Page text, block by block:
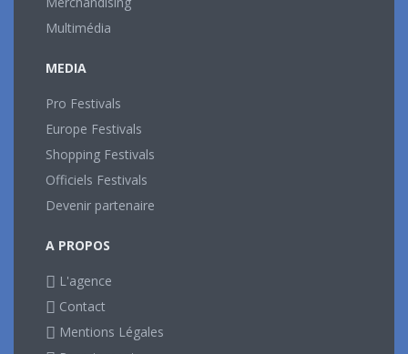
Multimédia
MEDIA
Pro Festivals
Europe Festivals
Shopping Festivals
Officiels Festivals
Devenir partenaire
A PROPOS
L'agence
Contact
Mentions Légales